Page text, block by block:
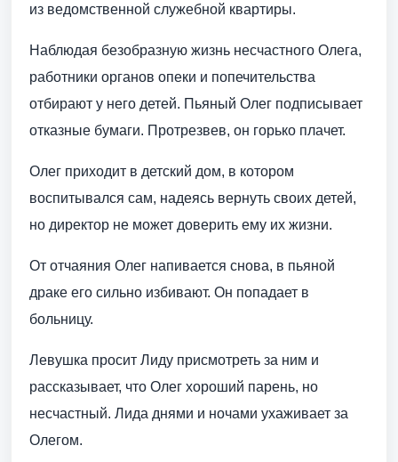
из ведомственной служебной квартиры.
Наблюдая безобразную жизнь несчастного Олега,
работники органов опеки и попечительства
отбирают у него детей. Пьяный Олег подписывает
отказные бумаги. Протрезвев, он горько плачет.
Олег приходит в детский дом, в котором
воспитывался сам, надеясь вернуть своих детей,
но директор не может доверить ему их жизни.
От отчаяния Олег напивается снова, в пьяной
драке его сильно избивают. Он попадает в
больницу.
Левушка просит Лиду присмотреть за ним и
рассказывает, что Олег хороший парень, но
несчастный. Лида днями и ночами ухаживает за
Олегом.